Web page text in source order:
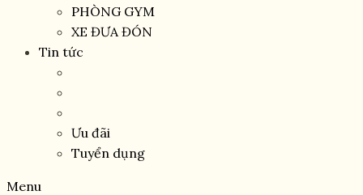
PHÒNG GYM
XE ĐƯA ĐÓN
Tin tức
Ưu đãi
Tuyển dụng
Menu